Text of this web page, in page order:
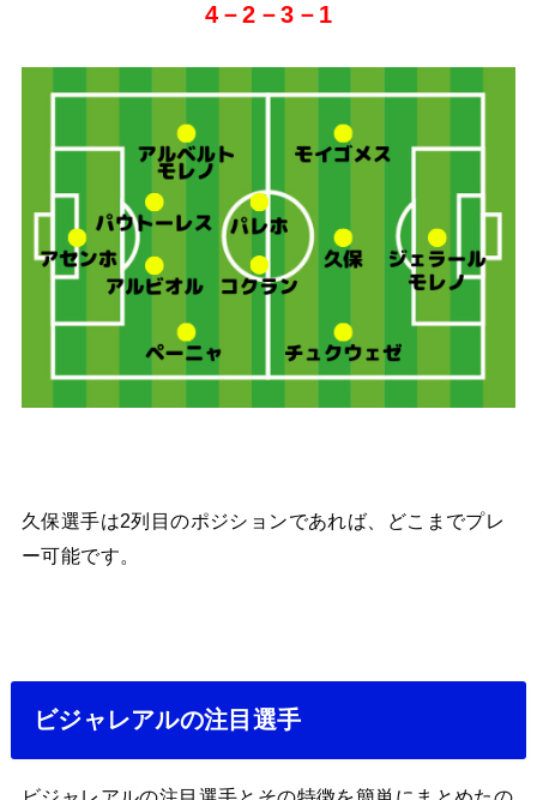
4－2－3－1
久保選手は2列目のポジションであれば、どこまでプレ
ー可能です。
ビジャレアルの注目選手